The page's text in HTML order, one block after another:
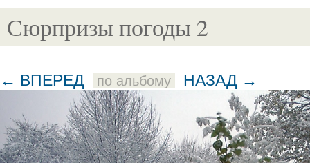
Сюрпризы погоды 2
← ВПЕРЕД по альбому НАЗАД →